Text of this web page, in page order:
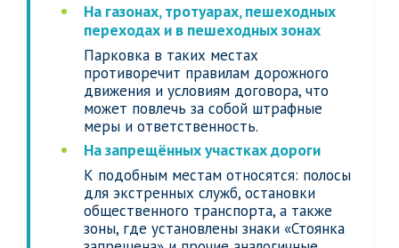
На газонах, тротуарах, пешеходных
переходах и в пешеходных зонах
Парковка в таких местах
противоречит правилам дорожного
движения и условиям договора, что
может повлечь за собой штрафные
меры и ответственность.
На запрещённых участках дороги
К подобным местам относятся: полосы
для экстренных служб, остановки
общественного транспорта, а также
зоны, где установлены знаки «Стоянка